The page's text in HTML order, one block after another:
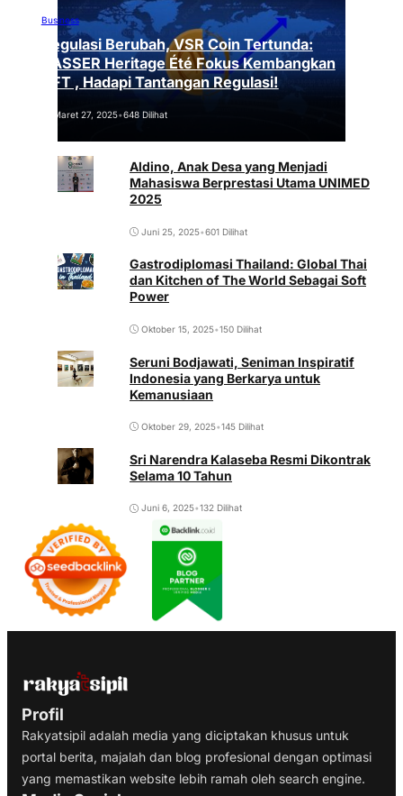
Business
Regulasi Berubah, VSR Coin Tertunda:
VASSER Heritage Été Fokus Kembangkan
NFT , Hadapi Tantangan Regulasi!
Maret 27, 2025•648 Dilihat
Aldino, Anak Desa yang Menjadi
Mahasiswa Berprestasi Utama UNIMED
2025
Juni 25, 2025•601 Dilihat
Gastrodiplomasi Thailand: Global Thai
dan Kitchen of The World Sebagai Soft
Power
Oktober 15, 2025•150 Dilihat
Seruni Bodjawati, Seniman Inspiratif
Indonesia yang Berkarya untuk
Kemanusiaan
Oktober 29, 2025•145 Dilihat
Sri Narendra Kalaseba Resmi Dikontrak
Selama 10 Tahun
Juni 6, 2025•132 Dilihat
Profil
Rakyatsipil adalah media yang diciptakan khusus untuk
portal berita, majalah dan blog profesional dengan optimasi
yang memastikan website lebih ramah oleh search engine.